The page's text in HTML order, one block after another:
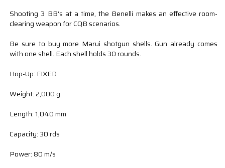
Shooting 3 BB's at a time, the Benelli makes an effective room-
clearing weapon for CQB scenarios.
Be sure to buy more Marui shotgun shells. Gun already comes
with one shell. Each shell holds 30 rounds.
Hop-Up: FIXED
Weight: 2,000 g
Length: 1,040 mm
Capacity: 30 rds
Power: 80 m/s